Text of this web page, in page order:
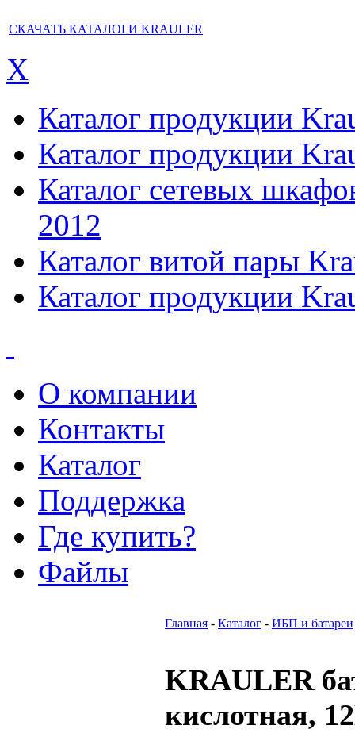
СКАЧАТЬ КАТАЛОГИ KRAULER
X
Каталог продукции
Каталог продукции
Каталог сетевых
2012
Каталог витой пары
Каталог продукции
О компании
Контакты
Каталог
Поддержка
Где купить?
Файлы
Главная - Каталог - ИБП и батареи
KRAULER
кислотная,